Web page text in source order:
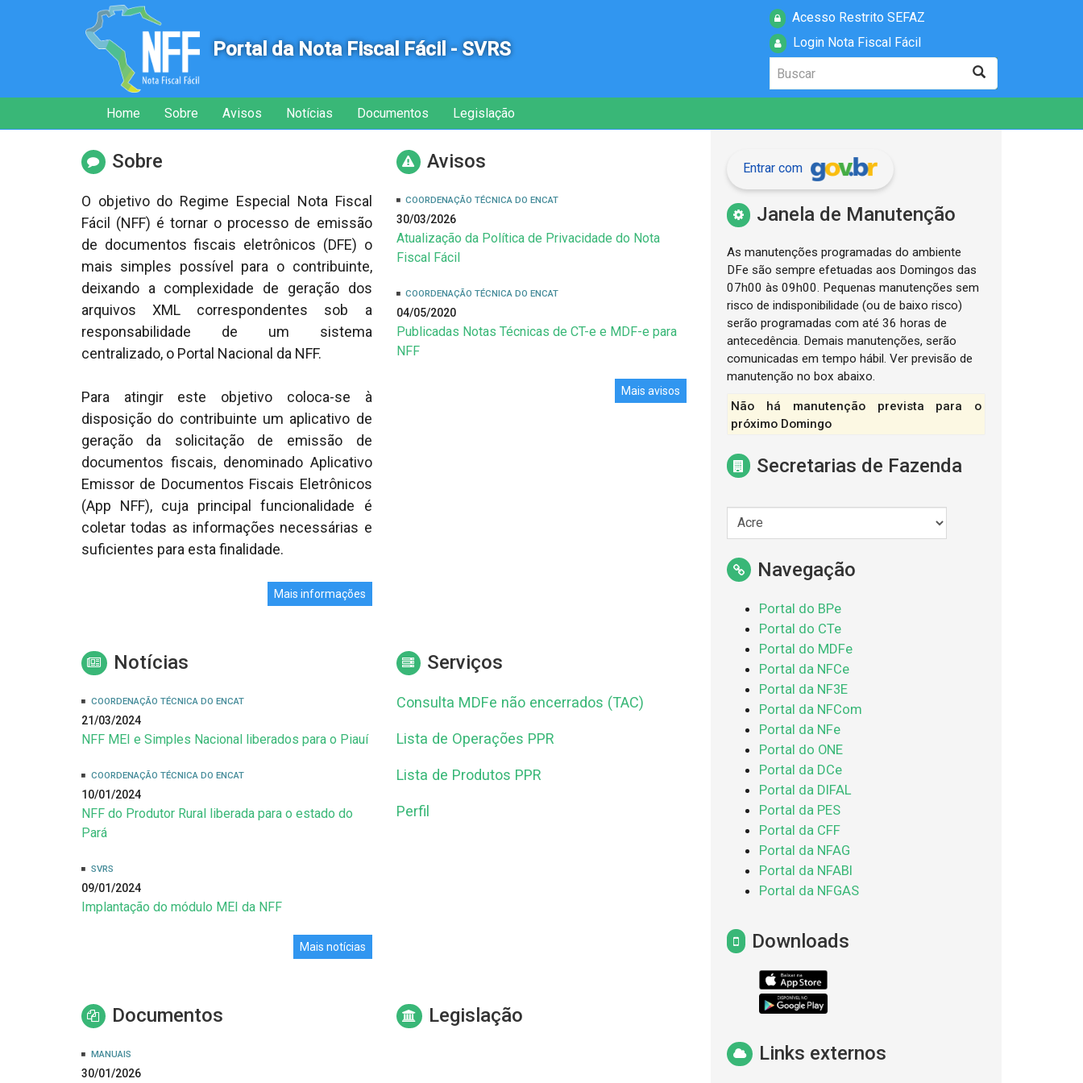
Portal da Nota Fiscal Fácil - SVRS
Acesso Restrito SEFAZ
Login Nota Fiscal Fácil
Buscar
Buscar
Início
do
Inicial
Home Sobre Avisos Notícias Documentos Legislação
Sobre
O objetivo do Regime Especial Nota Fiscal
Fácil (NFF) é tornar o processo de emissão
de documentos fiscais eletrônicos (DFE) o
mais simples possível para o contribuinte,
deixando a complexidade de geração dos
arquivos XML correspondentes sob a
responsabilidade de um sistema
centralizado, o Portal Nacional da NFF.
Para atingir este objetivo coloca-se à
disposição do contribuinte um aplicativo de
geração da solicitação de emissão de
documentos fiscais, denominado Aplicativo
Emissor de Documentos Fiscais Eletrônicos
(App NFF), cuja principal funcionalidade é
coletar todas as informações necessárias e
suficientes para esta finalidade.
Mais informações
Avisos
COORDENAÇÃO TÉCNICA DO ENCAT
30/03/2026
Atualização da Política de Privacidade do Nota
Fiscal Fácil
COORDENAÇÃO TÉCNICA DO ENCAT
04/05/2020
Publicadas Notas Técnicas de CT-e e MDF-e para
NFF
Mais avisos
Notícias
COORDENAÇÃO TÉCNICA DO ENCAT
21/03/2024
NFF MEI e Simples Nacional liberados para o Piauí
COORDENAÇÃO TÉCNICA DO ENCAT
10/01/2024
NFF do Produtor Rural liberada para o estado do
Pará
SVRS
09/01/2024
Implantação do módulo MEI da NFF
Mais notícias
Serviços
Consulta MDFe não encerrados (TAC)
Lista de Operações PPR
Lista de Produtos PPR
Perfil
Documentos
MANUAIS
30/01/2026
Legislação
Entrar com
Janela de Manutenção
As manutenções programadas do ambiente
DFe são sempre efetuadas aos Domingos das
07h00 às 09h00. Pequenas manutenções sem
risco de indisponibilidade (ou de baixo risco)
serão programadas com até 36 horas de
antecedência. Demais manutenções, serão
comunicadas em tempo hábil. Ver previsão de
manutenção no box abaixo.
Não há manutenção prevista para o
próximo Domingo
Secretarias de Fazenda
Navegação
Portal do BPe
Portal do CTe
Portal do MDFe
Portal da NFCe
Portal da NF3E
Portal da NFCom
Portal da NFe
Portal do ONE
Portal da DCe
Portal da DIFAL
Portal da PES
Portal da CFF
Portal da NFAG
Portal da NFABI
Portal da NFGAS
Downloads
Links externos